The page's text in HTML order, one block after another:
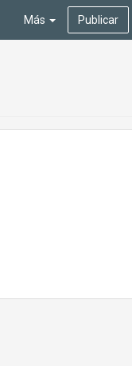
Más Publicar